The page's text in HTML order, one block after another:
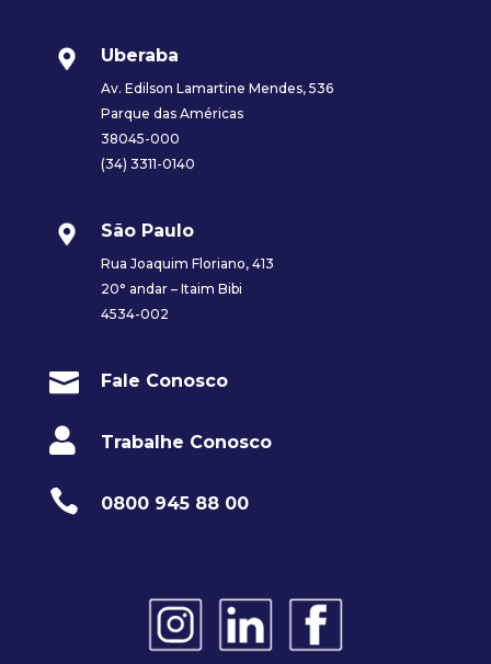
Uberaba
Av. Edilson Lamartine Mendes, 536
Parque das Américas
38045-000
(34) 3311-0140
São Paulo
Rua Joaquim Floriano, 413
20° andar – Itaim Bibi
4534-002
 Fale Conosco
 Trabalhe Conosco
 0800 945 88 00